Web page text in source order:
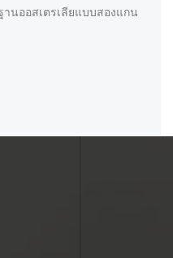
นออสเตรเลียแบบสองแกน